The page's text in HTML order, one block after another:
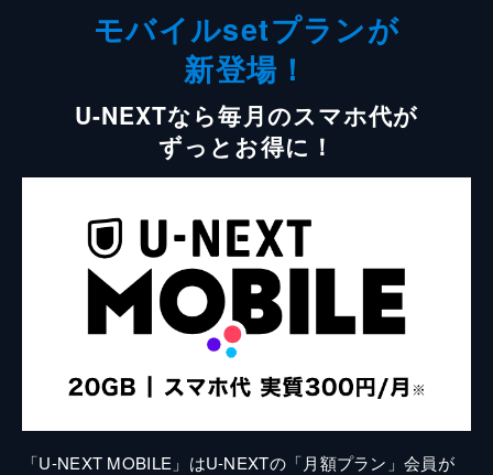
モバイルsetプランが
新登場！
U-NEXTなら毎月のスマホ代が
ずっとお得に！
「U-NEXT MOBILE」はU-NEXTの「月額プラン」会員が